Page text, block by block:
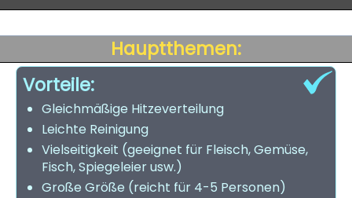
Hauptthemen:
Vorteile:
Gleichmäßige Hitzeverteilung
Leichte Reinigung
Vielseitigkeit (geeignet für Fleisch, Gemüse,
Fisch, Spiegeleier usw.)
Große Größe (reicht für 4-5 Personen)